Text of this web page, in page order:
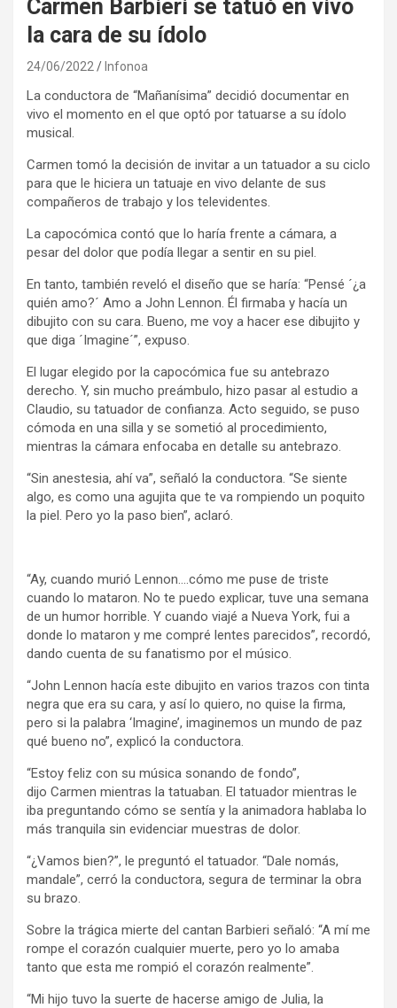
Carmen Barbieri se tatuó en vivo
la cara de su ídolo
24/06/2022 Infonoa
La conductora de “Mañanísima” decidió documentar en
vivo el momento en el que optó por tatuarse a su ídolo
musical.
Carmen tomó la decisión de invitar a un tatuador a su ciclo
para que le hiciera un tatuaje en vivo delante de sus
compañeros de trabajo y los televidentes.
La capocómica contó que lo haría frente a cámara, a
pesar del dolor que podía llegar a sentir en su piel.
En tanto, también reveló el diseño que se haría: “Pensé ´¿a
quién amo?´ Amo a John Lennon. Él firmaba y hacía un
dibujito con su cara. Bueno, me voy a hacer ese dibujito y
que diga ´Imagine´”, expuso.
El lugar elegido por la capocómica fue su antebrazo
derecho. Y, sin mucho preámbulo, hizo pasar al estudio a
Claudio, su tatuador de confianza. Acto seguido, se puso
cómoda en una silla y se sometió al procedimiento,
mientras la cámara enfocaba en detalle su antebrazo.
“Sin anestesia, ahí va”, señaló la conductora. “Se siente
algo, es como una agujita que te va rompiendo un poquito
la piel. Pero yo la paso bien”, aclaró.
“Ay, cuando murió Lennon….cómo me puse de triste
cuando lo mataron. No te puedo explicar, tuve una semana
de un humor horrible. Y cuando viajé a Nueva York, fui a
donde lo mataron y me compré lentes parecidos”, recordó,
dando cuenta de su fanatismo por el músico.
“John Lennon hacía este dibujito en varios trazos con tinta
negra que era su cara, y así lo quiero, no quise la firma,
pero si la palabra ‘Imagine’, imaginemos un mundo de paz
qué bueno no”, explicó la conductora.
“Estoy feliz con su música sonando de fondo”,
dijo Carmen mientras la tatuaban. El tatuador mientras le
iba preguntando cómo se sentía y la animadora hablaba lo
más tranquila sin evidenciar muestras de dolor.
“¿Vamos bien?”, le preguntó el tatuador. “Dale nomás,
mandale”, cerró la conductora, segura de terminar la obra
su brazo.
Sobre la trágica mierte del cantan Barbieri señaló: “A mí me
rompe el corazón cualquier muerte, pero yo lo amaba
tanto que esta me rompió el corazón realmente”.
“Mi hijo tuvo la suerte de hacerse amigo de Julia, la